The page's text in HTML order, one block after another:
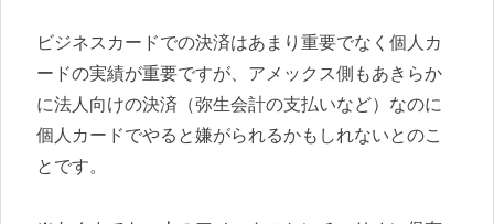
ビジネスカードでの決済はあまり重要でなく個人カ
ードの実績が重要ですが、アメックス側もあきらか
に法人向けの決済（弥生会計の支払いなど）なのに
個人カードでやると嫌がられるかもしれないとのこ
とです。